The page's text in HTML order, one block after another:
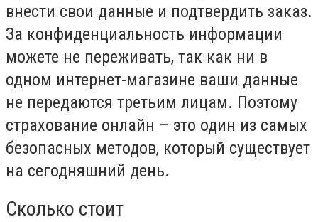
внести свои данные и подтвердить заказ.
За конфиденциальность информации
можете не переживать, так как ни в
одном интернет-магазине ваши данные
не передаются третьим лицам. Поэтому
страхование онлайн – это один из самых
безопасных методов, который существует
на сегодняшний день.
Сколько стоит